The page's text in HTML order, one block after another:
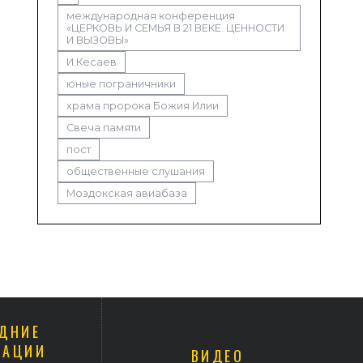
международная конференция
«ЦЕРКОВЬ И СЕМЬЯ В 21 ВЕКЕ. ЦЕННОСТИ
И ВЫЗОВЫ»
И.Кесаев
юные пограничники
храма пророка Божия Илии
Свеча памяти
пост
общественные слушания
Моздокская авиабаза
ВИДЕО